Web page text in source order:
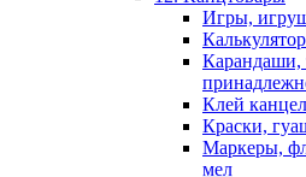
Игры,
Карандаши,
Клей
Краски,
Маркеры,
мел